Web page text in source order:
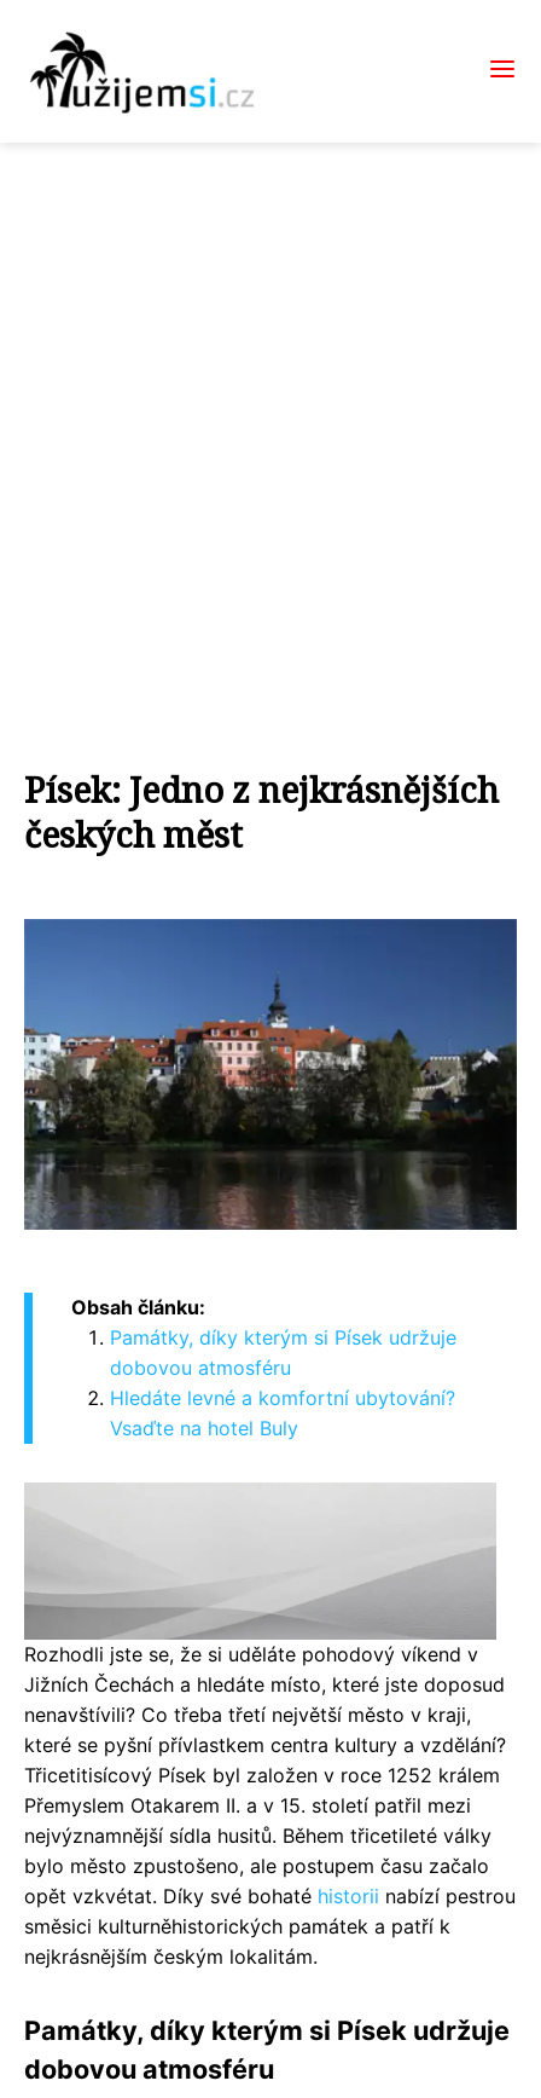
Písek: Jedno z nejkrásnějších
českých měst
Obsah článku:
Památky, díky kterým si Písek udržuje
dobovou atmosféru
Hledáte levné a komfortní ubytování?
Vsaďte na hotel Buly
Rozhodli jste se, že si uděláte pohodový víkend v
Jižních Čechách a hledáte místo, které jste doposud
nenavštívili? Co třeba třetí největší město v kraji,
které se pyšní přívlastkem centra kultury a vzdělání?
Třicetitisícový Písek byl založen v roce 1252 králem
Přemyslem Otakarem II. a v 15. století patřil mezi
nejvýznamnější sídla husitů. Během třicetileté války
bylo město zpustošeno, ale postupem času začalo
opět vzkvétat. Díky své bohaté historii nabízí pestrou
směsici kulturněhistorických památek a patří k
nejkrásnějším českým lokalitám.
Památky, díky kterým si Písek udržuje
dobovou atmosféru